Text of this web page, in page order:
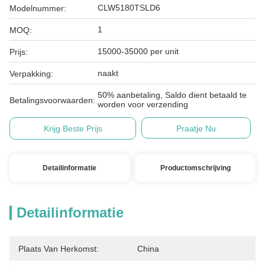
Modelnummer: CLW5180TSLD6
MOQ: 1
Prijs: 15000-35000 per unit
Verpakking: naakt
Betalingsvoorwaarden:
50% aanbetaling, Saldo dient betaald te
worden voor verzending
Krijg Beste Prijs Praatje Nu
Detailinformatie Productomschrijving
Detailinformatie
Plaats Van Herkomst: China